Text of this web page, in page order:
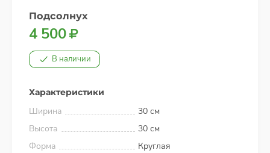
Подсолнух
4 500
В наличии
Характеристики
Ширина
30 см
Высота
30 см
Форма
Круглая